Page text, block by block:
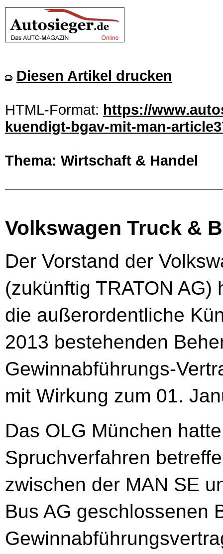
Diesen Artikel drucken
HTML-Format: https://
kuendigt-bgav-mit-man-
Thema: Wirtschaft & Handel
Volkswagen Truck &
Der Vorstand der
(zukünftig TRATON
die außerordentliche
2013 bestehenden
Gewinnabführungs-
mit Wirkung zum 01.
Das OLG München
Spruchverfahren
zwischen der MAN SE
Bus AG geschlossenen